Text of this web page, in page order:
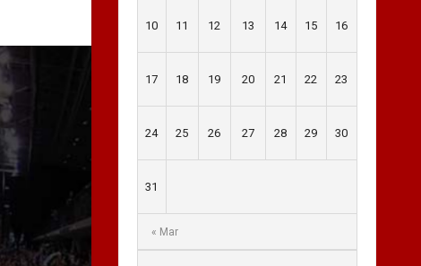
« Mar
10 11 12 13 14 15 16
17 18 19 20 21 22 23
24 25 26 27 28 29 30
31